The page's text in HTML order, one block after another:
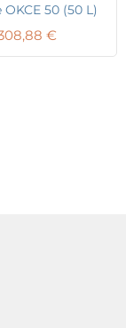
50 (50 L)
€